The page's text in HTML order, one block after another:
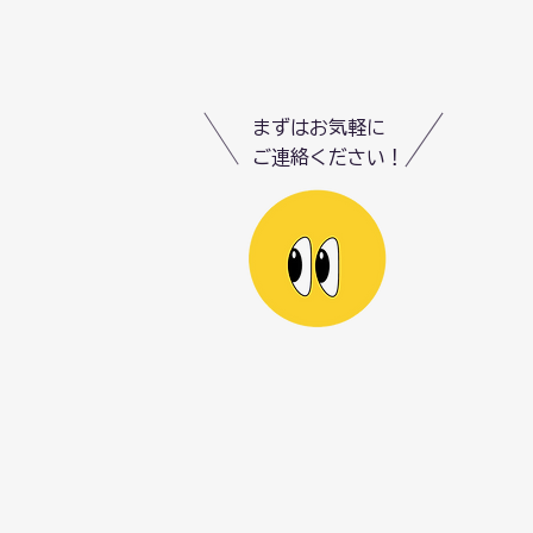
まずはお気軽に
ご連絡ください！